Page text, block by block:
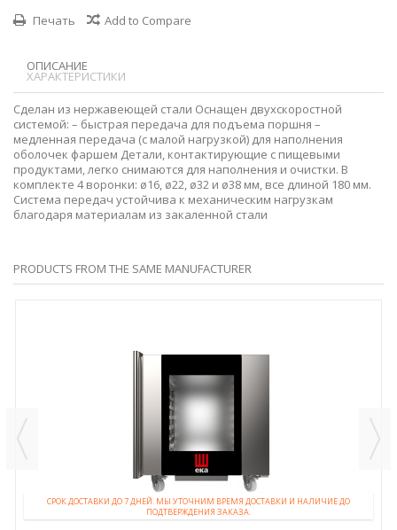
Печать Add to Compare
ОПИСАНИЕ
ХАРАКТЕРИСТИКИ
Сделан из нержавеющей стали Оснащен двухскоростной
системой: – быстрая передача для подъема поршня –
медленная передача (с малой нагрузкой) для наполнения
оболочек фаршем Детали, контактирующие с пищевыми
продуктами, легко снимаются для наполнения и очистки. В
комплекте 4 воронки: ø16, ø22, ​​ø32 и ø38 мм, все длиной 180 мм.
Система передач устойчива к механическим нагрузкам
благодаря материалам из закаленной стали
PRODUCTS FROM THE SAME MANUFACTURER
СРОК ДОСТАВКИ ДО 7 ДНЕЙ. МЫ УТОЧНИМ ВРЕМЯ ДОСТАВКИ И НАЛИЧИЕ ДО
ПОДТВЕРЖДЕНИЯ ЗАКАЗА.